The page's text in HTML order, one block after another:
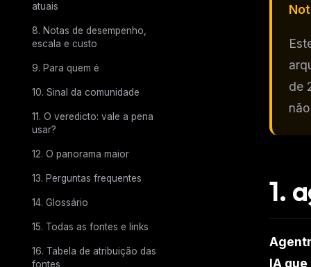
atuais
8. Notas de desempenho,
escala e custo
9. Para quem é
10. Sinal da comunidade
11. O veredicto: vale a pena
usar?
12. O panorama maior
13. Perguntas frequentes
14. Glossário
15. Todas as fontes e links
16. Tabela de atribuição das
fontes
de
1.
IA
THIS